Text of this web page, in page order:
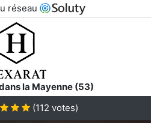
réseau
la Mayenne (53)
(112 votes)